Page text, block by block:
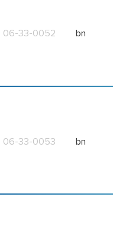
06-33-0052 bn
06-33-0053 bn